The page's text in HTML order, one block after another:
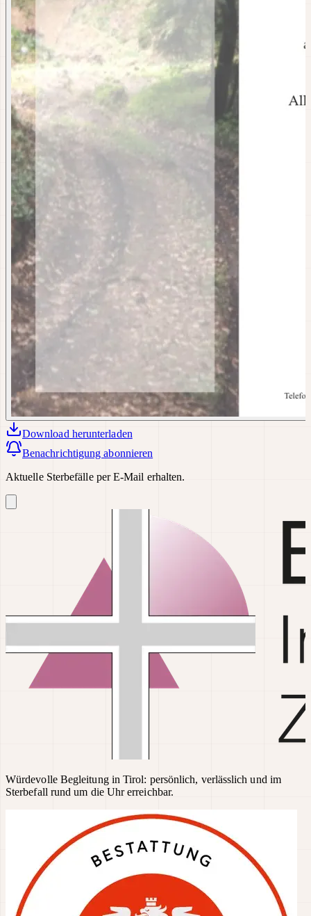
Download herunterladen
Benachrichtigung abonnieren
Aktuelle Sterbefälle per E-Mail erhalten.
Würdevolle Begleitung in Tirol: persönlich, verlässlich und im
Sterbefall rund um die Uhr erreichbar.